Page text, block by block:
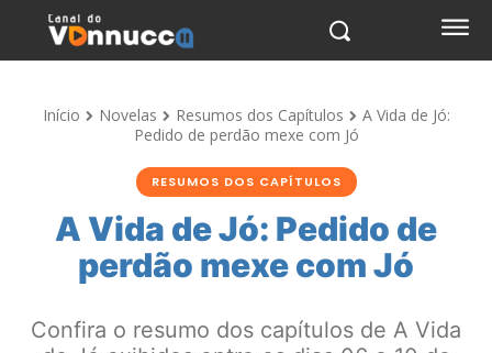
Início Novelas Resumos dos Capítulos
A Vida de Jó:
Pedido de perdão mexe com Jó
RESUMOS DOS CAPÍTULOS
A Vida de Jó: Pedido de
perdão mexe com Jó
Confira o resumo dos capítulos de A Vida